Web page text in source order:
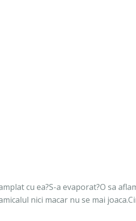
cu ea?S-a evaporat?O sa
nici macar nu se mai